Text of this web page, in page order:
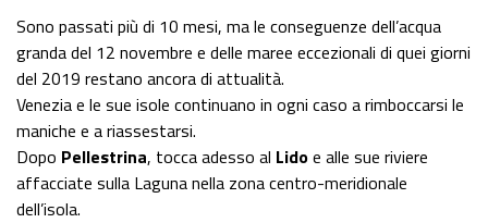
Sono passati più di 10 mesi, ma le conseguenze dell’acqua
granda del 12 novembre e delle maree eccezionali di quei giorni
del 2019 restano ancora di attualità.
Venezia e le sue isole continuano in ogni caso a rimboccarsi le
maniche e a riassestarsi.
Dopo Pellestrina, tocca adesso al Lidoe alle sue riviere
affacciate sulla Laguna nella zona centro-meridionale
dell’isola.